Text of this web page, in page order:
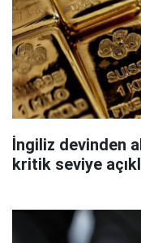
İngiliz devinden
kritik seviye